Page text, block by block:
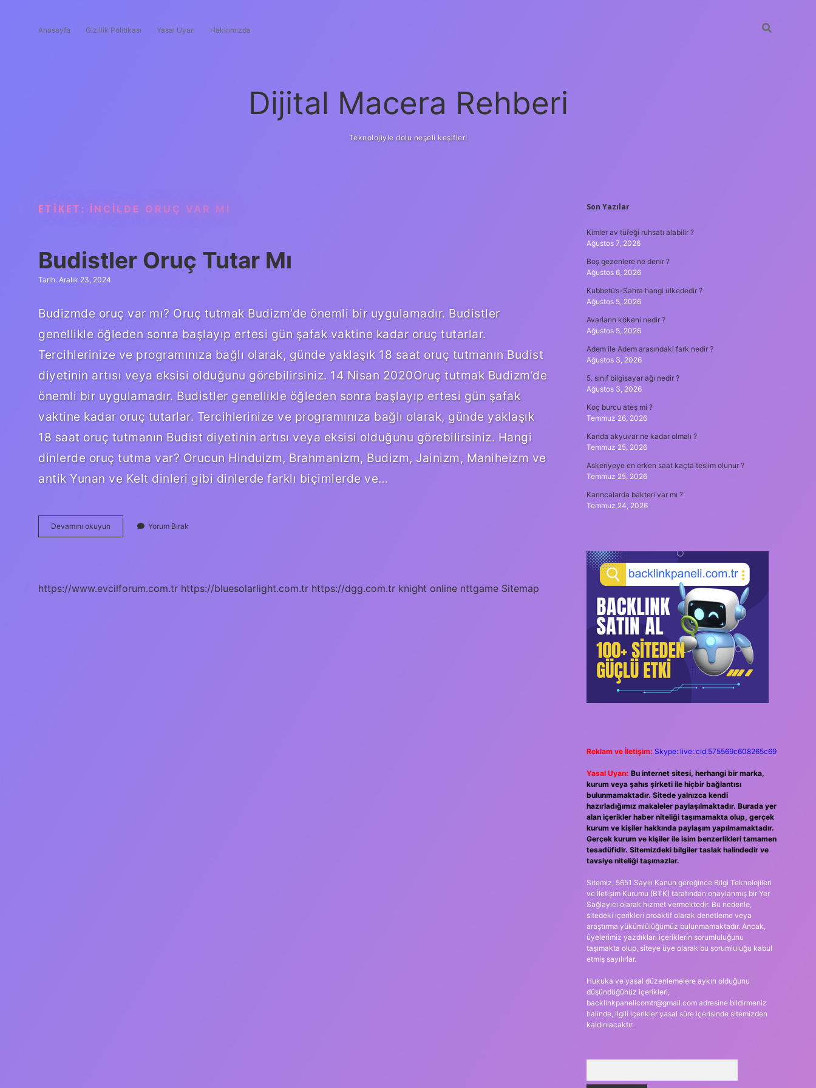
Anasayfa Gizlilik Politikası Yasal Uyarı Hakkımızda
Dijital Macera Rehberi
Teknolojiyle dolu neşeli keşifler!
ETIKET: İNCILDE ORUÇ VAR MI
Budistler Oruç Tutar Mı
Tarih: Aralık 23, 2024
Budizmde oruç var mı? Oruç tutmak Budizm’de önemli bir uygulamadır. Budistler
genellikle öğleden sonra başlayıp ertesi gün şafak vaktine kadar oruç tutarlar.
Tercihlerinize ve programınıza bağlı olarak, günde yaklaşık 18 saat oruç tutmanın Budist
diyetinin artısı veya eksisi olduğunu görebilirsiniz. 14 Nisan 2020Oruç tutmak Budizm’de
önemli bir uygulamadır. Budistler genellikle öğleden sonra başlayıp ertesi gün şafak
vaktine kadar oruç tutarlar. Tercihlerinize ve programınıza bağlı olarak, günde yaklaşık
18 saat oruç tutmanın Budist diyetinin artısı veya eksisi olduğunu görebilirsiniz. Hangi
dinlerde oruç tutma var? Orucun Hinduizm, Brahmanizm, Budizm, Jainizm, Maniheizm ve
antik Yunan ve Kelt dinleri gibi dinlerde farklı biçimlerde ve…
Devamını okuyun Budistler
Oruç
Yorum Bırak
https://www.evcilforum.com.tr https://bluesolarlight.com.tr https://dgg.com.tr knight online nttgame Sitemap
SIDEBAR
Son Yazılar
Kimler av tüfeği ruhsatı alabilir ?
Ağustos 7, 2026
Boş gezenlere ne denir ?
Ağustos 6, 2026
Kubbetü’s-Sahra hangi ülkededir ?
Ağustos 5, 2026
Avarların kökeni nedir ?
Ağustos 5, 2026
Adem ile Adem arasındaki fark nedir ?
Ağustos 3, 2026
5. sınıf bilgisayar ağı nedir ?
Ağustos 3, 2026
Koç burcu ateş mi ?
Temmuz 26, 2026
Kanda akyuvar ne kadar olmalı ?
Temmuz 25, 2026
Askeriyeye en erken saat kaçta teslim olunur ?
Temmuz 25, 2026
Karıncalarda bakteri var mı ?
Temmuz 24, 2026
Reklam ve İletişim: Skype: live:.cid.575569c608265c69
Yasal Uyarı: Bu internet sitesi, herhangi bir marka,
kurum veya şahıs şirketi ile hiçbir bağlantısı
bulunmamaktadır. Sitede yalnızca kendi
hazırladığımız makaleler paylaşılmaktadır. Burada yer
alan içerikler haber niteliği taşımamakta olup, gerçek
kurum ve kişiler hakkında paylaşım yapılmamaktadır.
Gerçek kurum ve kişiler ile isim benzerlikleri tamamen
tesadüfidir. Sitemizdeki bilgiler taslak halindedir ve
tavsiye niteliği taşımazlar.
Sitemiz, 5651 Sayılı Kanun gereğince Bilgi Teknolojileri
ve İletişim Kurumu (BTK) tarafından onaylanmış bir Yer
Sağlayıcı olarak hizmet vermektedir. Bu nedenle,
sitedeki içerikleri proaktif olarak denetleme veya
araştırma yükümlülüğümüz bulunmamaktadır. Ancak,
üyelerimiz yazdıkları içeriklerin sorumluluğunu
taşımakta olup, siteye üye olarak bu sorumluluğu kabul
etmiş sayılırlar.
Hukuka ve yasal düzenlemelere aykırı olduğunu
düşündüğünüz içerikleri,
backlinkpanelicomtr@gmail.comadresine bildirmeniz
halinde, ilgili içerikler yasal süre içerisinde sitemizden
kaldırılacaktır.